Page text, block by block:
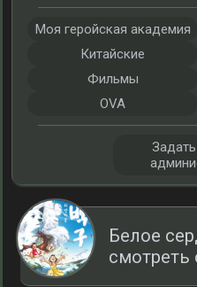
Белое
смотреть
Моя геройская академия
Китайские
Фильмы
OVA